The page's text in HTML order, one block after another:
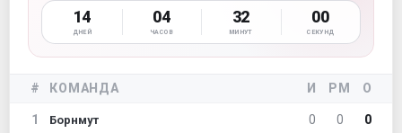
14
ДНЕЙ
04
ЧАСОВ
32
МИНУТ
00
СЕКУНД
# КОМАНДА И РМ О
1 Борнмут 0 0 0